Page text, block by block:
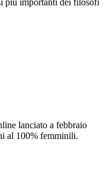
più importanti dei filosofi
lanciato a febbraio
al 100% femminili.